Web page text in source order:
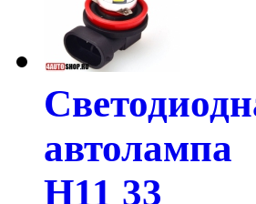
автолампа
H11 33